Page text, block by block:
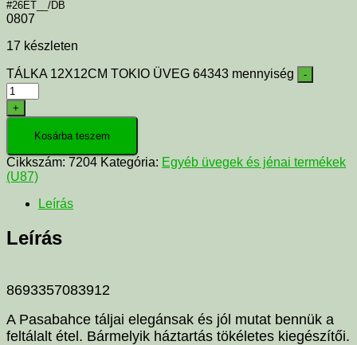
#26ET__/DB
0807
17 készleten
TÁLKA 12X12CM TOKIO ÜVEG 64343 mennyiség -
+
Kosárba teszem
Cikkszám: 7204 Kategória: Egyéb üvegek és jénai termékek
(U87)
Leírás
Leírás
8693357083912
A Pasabahce táljai elegánsak és jól mutat bennük a
feltálalt étel. Bármelyik háztartás tökéletes kiegészítői.